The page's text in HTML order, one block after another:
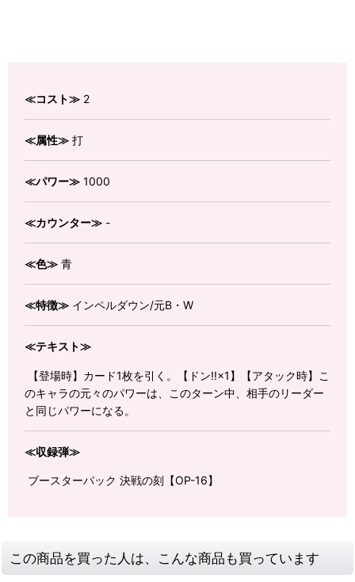
≪コスト≫ 2
≪属性≫ 打
≪パワー≫ 1000
≪カウンター≫ -
≪色≫ 青
≪特徴≫ インペルダウン/元B・W
≪テキスト≫
【登場時】カード1枚を引く。【ドン!!×1】【アタック時】こ
のキャラの元々のパワーは、このターン中、相手のリーダー
と同じパワーになる。
≪収録弾≫
ブースターパック 決戦の刻【OP-16】
この商品を買った人は、こんな商品も買っています